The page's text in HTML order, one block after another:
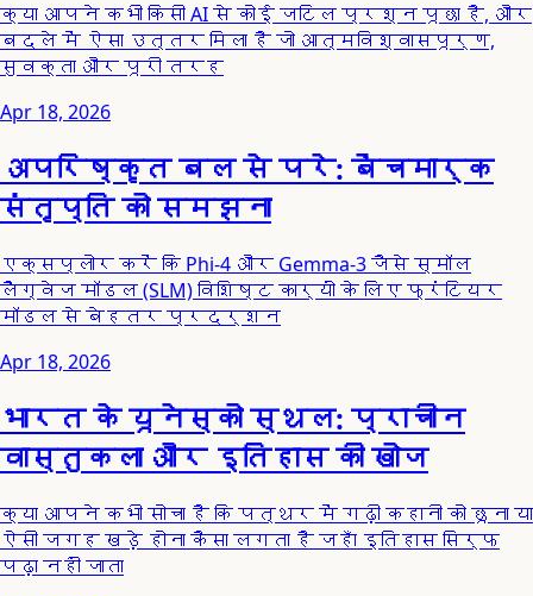
क्या आपने कभी किसी AI से कोई जटिल प्रश्न पूछा है, और
बदले में ऐसा उत्तर मिला है जो आत्मविश्वासपूर्ण,
सुवक्ता और पूरी तरह
Apr 18, 2026
अपरिष्कृत बल से परे: बेंचमार्क
संतृप्ति को समझना
एक्सप्लोर करें कि Phi-4 और Gemma-3 जैसे स्मॉल
लैंग्वेज मॉडल (SLM) विशिष्ट कार्यों के लिए फ्रंटियर
मॉडल से बेहतर प्रदर्शन
Apr 18, 2026
भारत के यूनेस्को स्थल: प्राचीन
वास्तुकला और इतिहास की खोज
क्या आपने कभी सोचा है कि पत्थर में गढ़ी कहानी को छूना या
ऐसी जगह खड़े होना कैसा लगता है जहाँ इतिहास सिर्फ
पढ़ा नहीं जाता